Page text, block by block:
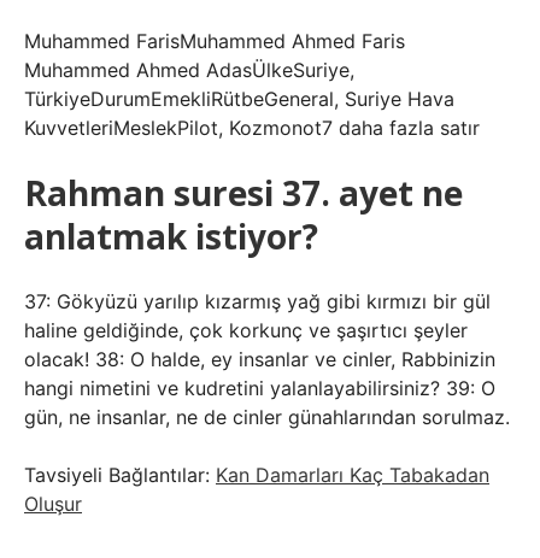
Muhammed FarisMuhammed Ahmed Faris
Muhammed Ahmed AdasÜlkeSuriye,
TürkiyeDurumEmekliRütbeGeneral, Suriye Hava
KuvvetleriMeslekPilot, Kozmonot7 ​​daha fazla satır
Rahman suresi 37. ayet ne
anlatmak istiyor?
37: Gökyüzü yarılıp kızarmış yağ gibi kırmızı bir gül
haline geldiğinde, çok korkunç ve şaşırtıcı şeyler
olacak! 38: O halde, ey ​​insanlar ve cinler, Rabbinizin
hangi nimetini ve kudretini yalanlayabilirsiniz? 39: O
gün, ne insanlar, ne de cinler günahlarından sorulmaz.
Tavsiyeli Bağlantılar: Kan Damarları Kaç Tabakadan
Oluşur